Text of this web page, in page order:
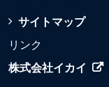
サイトマップ
リンク
株式会社イカイ